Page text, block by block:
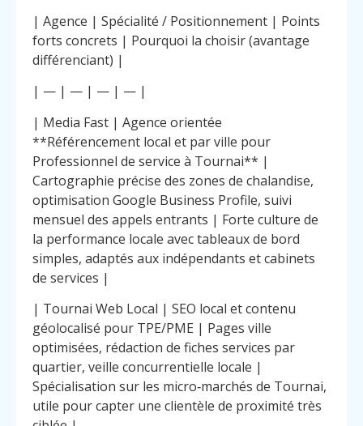
| Agence | Spécialité / Positionnement | Points
forts concrets | Pourquoi la choisir (avantage
différenciant) |
| — | — | — | — |
| Media Fast | Agence orientée
**Référencement local et par ville pour
Professionnel de service à Tournai** |
Cartographie précise des zones de chalandise,
optimisation Google Business Profile, suivi
mensuel des appels entrants | Forte culture de
la performance locale avec tableaux de bord
simples, adaptés aux indépendants et cabinets
de services |
| Tournai Web Local | SEO local et contenu
géolocalisé pour TPE/PME | Pages ville
optimisées, rédaction de fiches services par
quartier, veille concurrentielle locale |
Spécialisation sur les micro‑marchés de Tournai,
utile pour capter une clientèle de proximité très